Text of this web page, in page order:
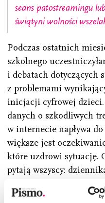
seans patostreamingu
świątyni wolności
Podczas ostatnich
szkolnego
i debatach dotyczących
z problemami
inicjacji cyfrowej
danych o szkodliwych
w internecie napływa
większe jest
które uzdrowi sytuację.
pytają wszyscy:
rodzice. Czy nałożyć
technologiczne, czy na